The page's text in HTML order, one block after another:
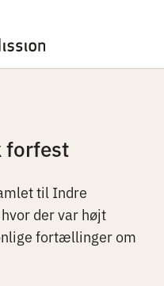
forfest
til Indre
der var højt
fortællinger om